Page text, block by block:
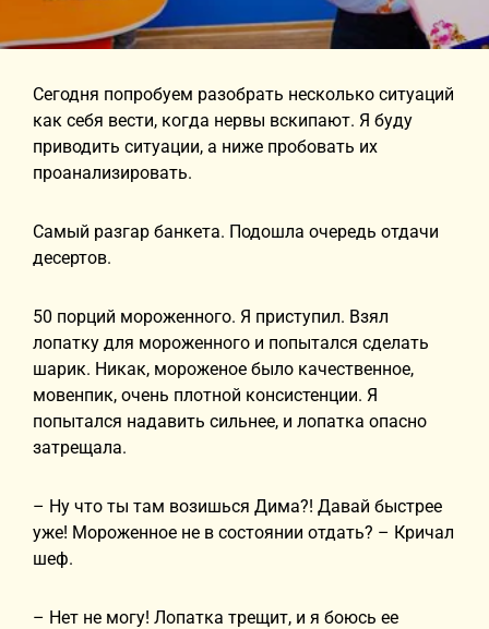
Сегодня попробуем разобрать несколько ситуаций
как себя вести, когда нервы вскипают. Я буду
приводить ситуации, а ниже пробовать их
проанализировать.
Самый разгар банкета. Подошла очередь отдачи
десертов.
50 порций мороженного. Я приступил. Взял
лопатку для мороженного и попытался сделать
шарик. Никак, мороженое было качественное,
мовенпик, очень плотной консистенции. Я
попытался надавить сильнее, и лопатка опасно
затрещала.
– Ну что ты там возишься Дима?! Давай быстрее
уже! Мороженное не в состоянии отдать? – Кричал
шеф.
– Нет не могу! Лопатка трещит, и я боюсь ее